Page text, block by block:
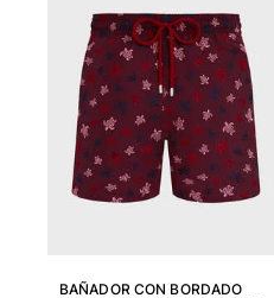
BAÑADOR CON BORDADO